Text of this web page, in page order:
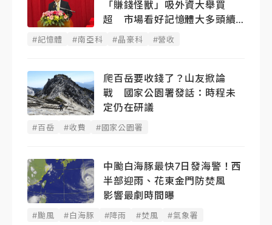
「賺錢怪獸」吸外資大舉買
超 市場看好記憶體大多頭續
#記憶體 #南亞科 #晶豪科 #營收
爬百岳要收錢了？山友掀論
戰 國家公園署發話：時程未
定仍在研議
#百岳 #收費 #國家公園署
中颱白海豚最快7日發海警！西
半部迎雨、花東金門防焚風
影響最劇時間曝
#颱風 #白海豚 #降雨 #焚風 #氣象署